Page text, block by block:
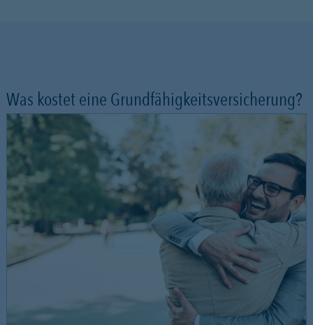
Was kostet eine Grundfähigkeitsversicherung?